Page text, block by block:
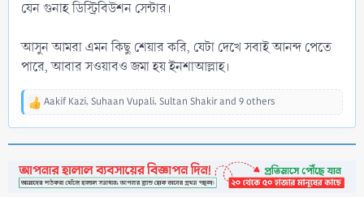
যেন গুনাহ ডিস্ট্রিবিউশন সেন্টার।
আসুন আমরা এমন কিছু শেয়ার করি, যেটা দেখে সবাই আনন্দ পেতে
পারে, আবার সওয়াবও জমা হয় ইনশাআল্লাহ।
R
t
i
Aakif Kazi, Suhaan Vupali, Sultan Shakirand 9 others